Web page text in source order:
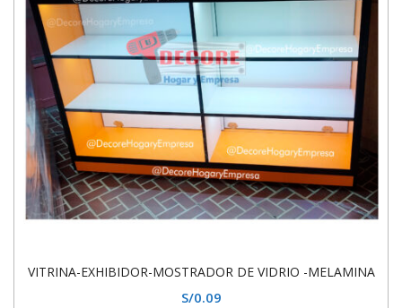
VITRINA-EXHIBIDOR-MOSTRADOR DE VIDRIO -MELAMINA
S/0.09